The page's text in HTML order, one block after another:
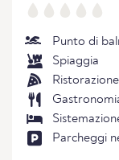
Punto di
Spiaggia
Ristorazione
Parcheggi